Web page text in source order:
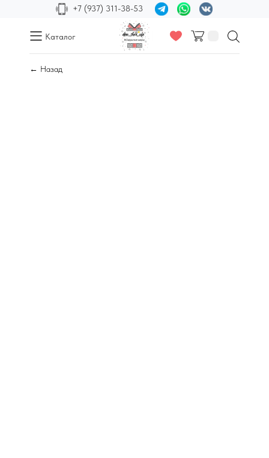
+7 (937) 311-38-53
Каталог
← Назад